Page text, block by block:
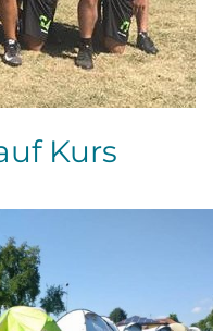
Kurs